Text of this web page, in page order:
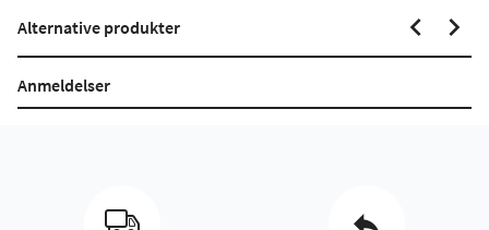
Alternative produkter
Anmeldelser